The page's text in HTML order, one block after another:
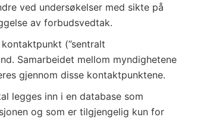
ved undersøkelser med sikte på
av forbudsvedtak.
(”sentralt
Samarbeidet mellom myndighetene
gjennom disse kontaktpunktene.
legges inn i en database som
og som er tilgjengelig kun for